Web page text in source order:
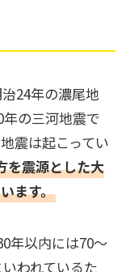
24年の濃尾地
の三河地震で
震は起こってい
を震源とした大
ます。
年以内には70～
われているた